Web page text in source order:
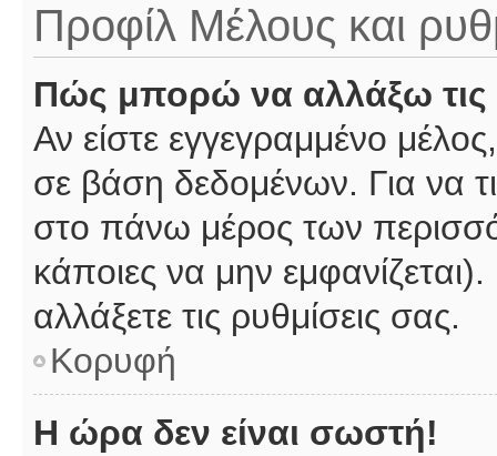
Προφίλ Μέλους και
Πώς μπορώ να αλλάξω τις
Αν είστε εγγεγραμμένο
σε βάση δεδομένων. Για να
στο πάνω μέρος των
κάποιες να μην
αλλάξετε τις ρυθμίσεις σας.
Κορυφή
Η ώρα δεν είναι σωστή!